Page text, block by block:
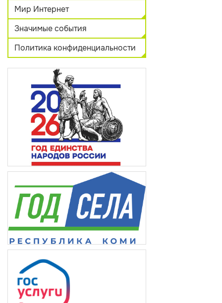
Мир Интернет
Значимые события
Политика конфиденциальности